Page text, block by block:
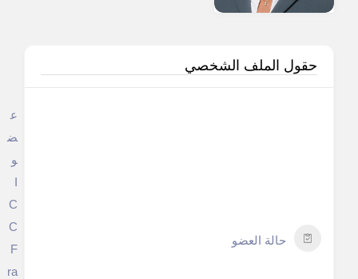
حقول الملف الشخصي
حالة العضو
ع
ض
و
I
C
C
F
ra